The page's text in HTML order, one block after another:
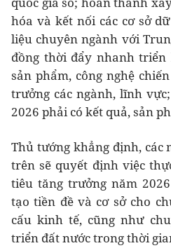
hóa và kết nối các cơ sở
liệu chuyên ngành với
đồng thời đẩy nhanh triển
sản phẩm, công nghệ
trưởng các ngành, lĩnh
2026 phải có kết quả, sản
Thủ tướng khẳng định,
trên sẽ quyết định việc
tiêu tăng trưởng năm
tạo tiền đề và cơ sở cho
cấu kinh tế, cũng như
triển đất nước trong thời